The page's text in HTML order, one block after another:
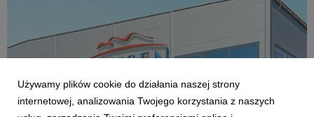
Używamy plików cookie do działania naszej strony
internetowej, analizowania Twojego korzystania z naszych